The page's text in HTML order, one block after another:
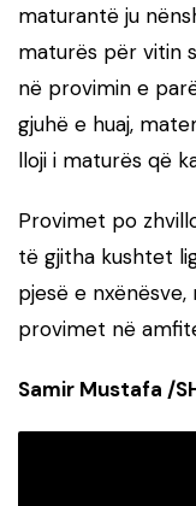
maturantë ju
maturës për vitin
në provimin e
gjuhë e huaj,
lloji i maturës që
Provimet po
të gjitha kushtet
pjesë e
provimet në
Samir Mustafa /